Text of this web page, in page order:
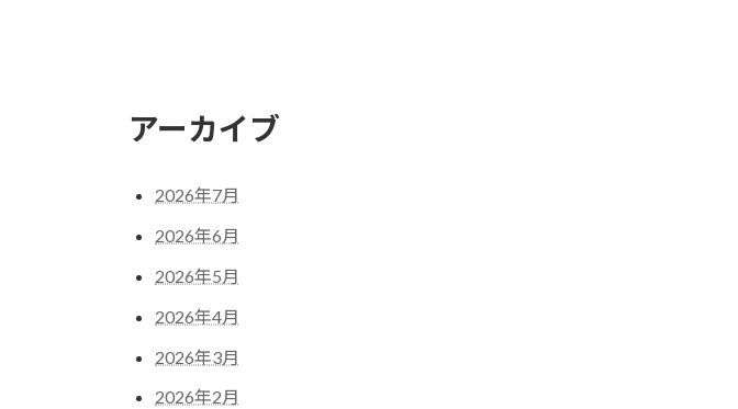
アーカイブ
2026年7月
2026年6月
2026年5月
2026年4月
2026年3月
2026年2月